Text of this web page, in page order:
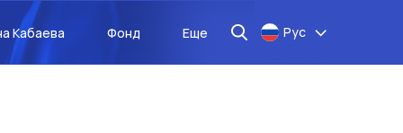
Кабаева Фонд Еще Рус